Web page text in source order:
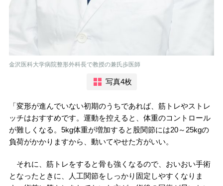
金沢医科大学病院整形外科長で教授の兼氏歩医師
写真4枚
「変形が進んでいない初期のうちであれば、筋トレやストレ
ッチはおすすめです。運動を控えると、体重のコントロール
が難しくなる。5kg体重が増加すると股関節には20～25kgの
負荷がかかりますから、動いてやせた方がいい。
それに、筋トレをすると骨も強くなるので、おいおい手術
となったときに、人工関節をしっかり固定しやすくなりま